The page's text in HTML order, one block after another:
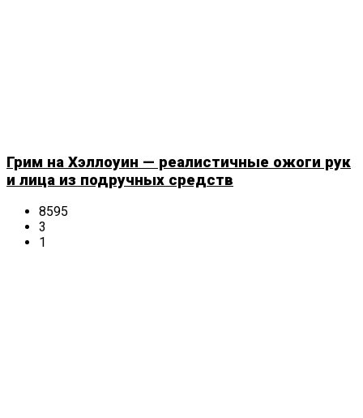
Грим на Хэллоуин — реалистичные ожоги рук
и лица из подручных средств
8595
3
1